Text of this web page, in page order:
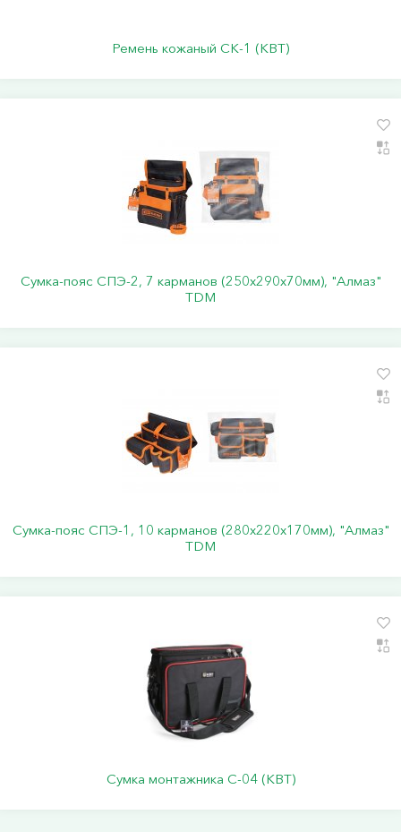
Ремень кожаный СК-1 (КВТ)
Сумка-пояс СПЭ-2, 7 карманов (250х290х70мм), "Алмаз"
TDM
Сумка-пояс СПЭ-1, 10 карманов (280х220х170мм), "Алмаз"
TDM
Сумка монтажника С-04 (КВТ)